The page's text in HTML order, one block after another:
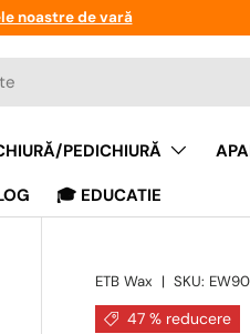
noastre de vară
PEDICHIURĂ
🎓 EDUCATIE
ETB Wax |SKU:
47 % reducere